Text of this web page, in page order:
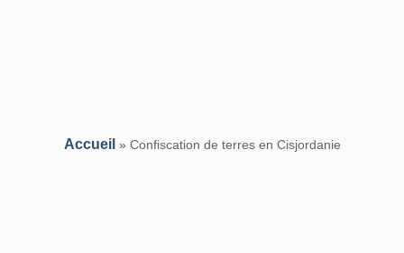
Accueil » Confiscation de terres en Cisjordanie